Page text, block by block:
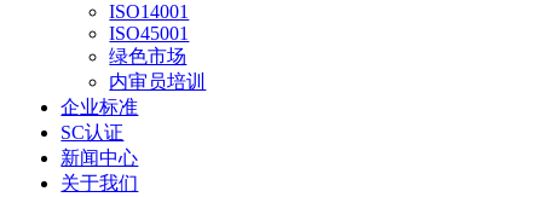
ISO14001
ISO45001
绿色市场
内审员培训
企业标准
SC认证
新闻中心
关于我们